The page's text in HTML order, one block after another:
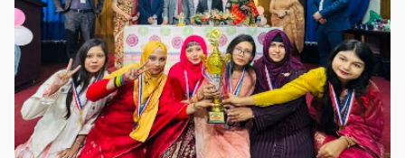
গৌরবের মুহূর্ত
গৌরবের মুহূর্ত